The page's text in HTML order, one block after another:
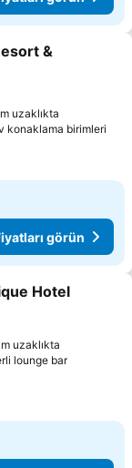
ekle
&
uzaklıkta
konaklama birimleri
görün
ekle
Hotel
uzaklıkta
lounge bar